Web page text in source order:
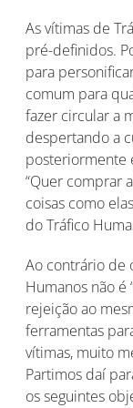
As vítimas de
pré-definidos.
para
comum para
fazer circular a
despertando a
posteriormente
“Quer comprar
coisas como
do Tráfico
Ao contrário de
Humanos não é
rejeição ao
ferramentas
vítimas, muito
Partimos daí
os seguintes